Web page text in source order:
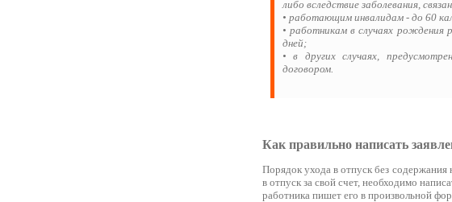
либо вследствие заболевания,
• работающим инвалидам - до 60
• работникам в случаях рождения
дней;
• в других случаях,
договором.
Как правильно написать
Порядок ухода в отпуск без содержания
в отпуск за свой счет, необходимо
работника пишет его в произвольной